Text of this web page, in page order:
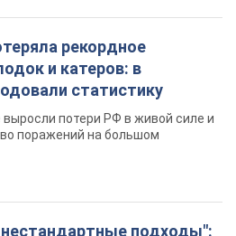
подходы":
бизнесу
к имеющимся
обстрелов получит поддержку